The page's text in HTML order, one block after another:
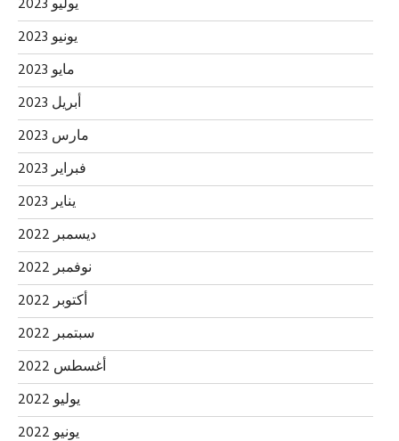
يونيو 2023
مايو 2023
أبريل 2023
مارس 2023
فبراير 2023
يناير 2023
ديسمبر 2022
نوفمبر 2022
أكتوبر 2022
سبتمبر 2022
أغسطس 2022
يوليو 2022
يونيو 2022